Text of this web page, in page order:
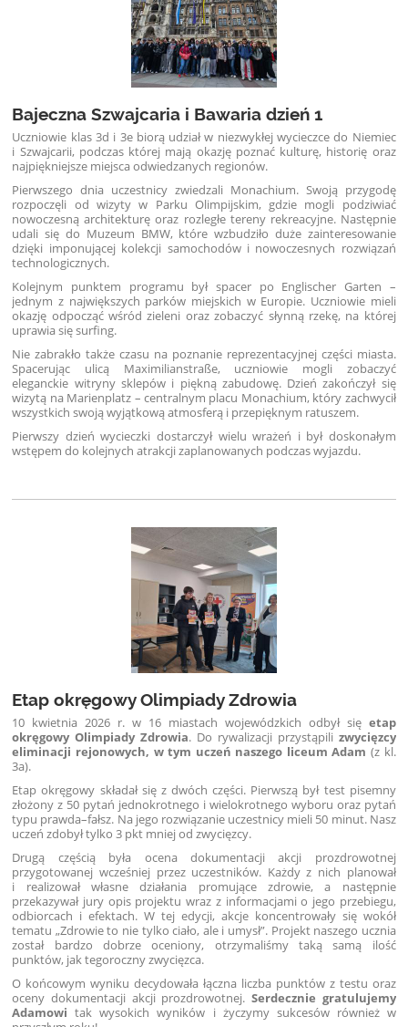
Bajeczna Szwajcaria i Bawaria dzień 1
Uczniowie klas 3d i 3e biorą udział w niezwykłej wycieczce do Niemiec
i Szwajcarii, podczas której mają okazję poznać kulturę, historię oraz
najpiękniejsze miejsca odwiedzanych regionów.
Pierwszego dnia uczestnicy zwiedzali Monachium. Swoją przygodę
rozpoczęli od wizyty w Parku Olimpijskim, gdzie mogli podziwiać
nowoczesną architekturę oraz rozległe tereny rekreacyjne. Następnie
udali się do Muzeum BMW, które wzbudziło duże zainteresowanie
dzięki imponującej kolekcji samochodów i nowoczesnych rozwiązań
technologicznych.
Kolejnym punktem programu był spacer po Englischer Garten –
jednym z największych parków miejskich w Europie. Uczniowie mieli
okazję odpocząć wśród zieleni oraz zobaczyć słynną rzekę, na której
uprawia się surfing.
Nie zabrakło także czasu na poznanie reprezentacyjnej części miasta.
Spacerując ulicą Maximilianstraße, uczniowie mogli zobaczyć
eleganckie witryny sklepów i piękną zabudowę. Dzień zakończył się
wizytą na Marienplatz – centralnym placu Monachium, który zachwycił
wszystkich swoją wyjątkową atmosferą i przepięknym ratuszem.
Pierwszy dzień wycieczki dostarczył wielu wrażeń i był doskonałym
wstępem do kolejnych atrakcji zaplanowanych podczas wyjazdu.
Etap okręgowy Olimpiady Zdrowia
10 kwietnia 2026 r. w 16 miastach wojewódzkich odbył się etap
okręgowy Olimpiady Zdrowia. Do rywalizacji przystąpili zwycięzcy
eliminacji rejonowych, w tym uczeń naszego liceum Adam (z kl.
3a).
Etap okręgowy składał się z dwóch części. Pierwszą był test pisemny
złożony z 50 pytań jednokrotnego i wielokrotnego wyboru oraz pytań
typu prawda–fałsz. Na jego rozwiązanie uczestnicy mieli 50 minut. Nasz
uczeń zdobył tylko 3 pkt mniej od zwycięzcy.
Drugą częścią była ocena dokumentacji akcji prozdrowotnej
przygotowanej wcześniej przez uczestników. Każdy z nich planował
i realizował własne działania promujące zdrowie, a następnie
przekazywał jury opis projektu wraz z informacjami o jego przebiegu,
odbiorcach i efektach. W tej edycji, akcje koncentrowały się wokół
tematu „Zdrowie to nie tylko ciało, ale i umysł”. Projekt naszego ucznia
został bardzo dobrze oceniony, otrzymaliśmy taką samą ilość
punktów, jak tegoroczny zwycięzca.
O końcowym wyniku decydowała łączna liczba punktów z testu oraz
oceny dokumentacji akcji prozdrowotnej. Serdecznie gratulujemy
Adamowi tak wysokich wyników i życzymy sukcesów również w